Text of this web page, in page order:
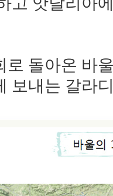
로 돌아온 바
보내는 갈라